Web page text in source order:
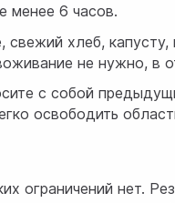
менее 6 часов.
хлеб,
не нужно, в
с собой
освободить
нет.